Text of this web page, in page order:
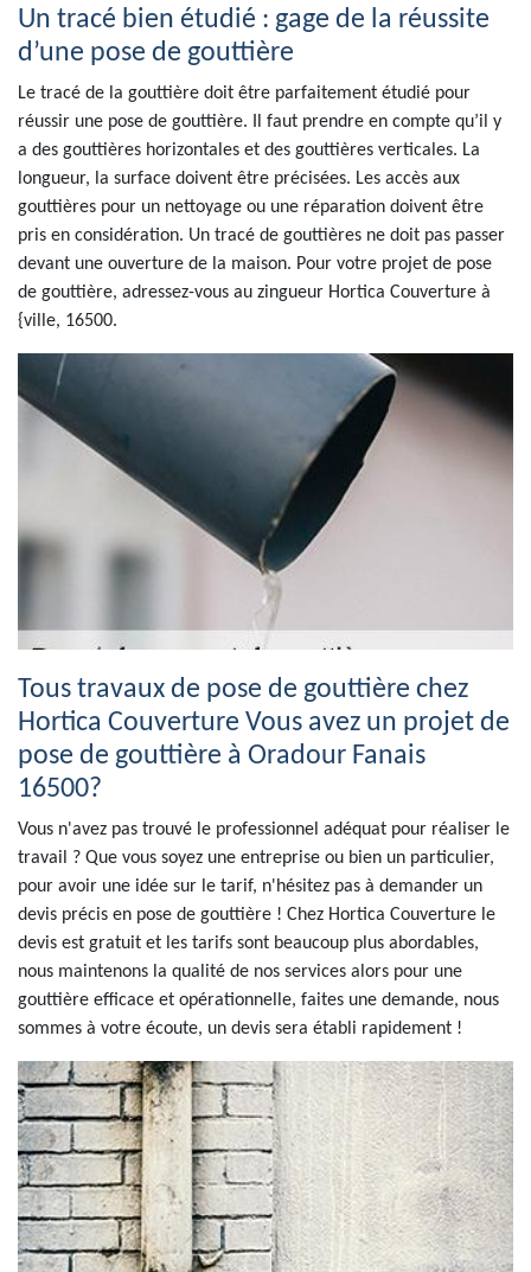
Un tracé bien étudié : gage de la réussite
d’une pose de gouttière
Le tracé de la gouttière doit être parfaitement étudié pour
réussir une pose de gouttière. Il faut prendre en compte qu’il y
a des gouttières horizontales et des gouttières verticales. La
longueur, la surface doivent être précisées. Les accès aux
gouttières pour un nettoyage ou une réparation doivent être
pris en considération. Un tracé de gouttières ne doit pas passer
devant une ouverture de la maison. Pour votre projet de pose
de gouttière, adressez-vous au zingueur Hortica Couverture à
{ville, 16500.
Tous travaux de pose de gouttière chez
Hortica Couverture Vous avez un projet de
pose de gouttière à Oradour Fanais
16500?
Vous n'avez pas trouvé le professionnel adéquat pour réaliser le
travail ? Que vous soyez une entreprise ou bien un particulier,
pour avoir une idée sur le tarif, n'hésitez pas à demander un
devis précis en pose de gouttière ! Chez Hortica Couverture le
devis est gratuit et les tarifs sont beaucoup plus abordables,
nous maintenons la qualité de nos services alors pour une
gouttière efficace et opérationnelle, faites une demande, nous
sommes à votre écoute, un devis sera établi rapidement !